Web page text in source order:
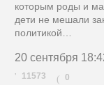
которым роды и
дети не мешали
политикой…
20 сентября
11573 ( 0